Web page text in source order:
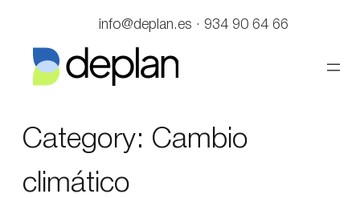
contenido
info@deplan.es · 934 90 64 66
Category: Cambio
climático